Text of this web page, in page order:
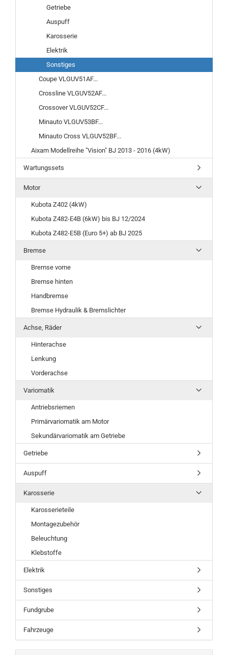
Getriebe
Auspuff
Karosserie
Elektrik
Sonstiges
Coupe VLGUV51AF...
Crossline VLGUV52AF...
Crossover VLGUV52CF...
Minauto VLGUV53BF...
Minauto Cross VLGUV52BF...
Aixam Modellreihe "Vision" BJ 2013 - 2016 (4kW)
Wartungssets
Motor
Kubota Z402 (4kW)
Kubota Z482-E4B (6kW) bis BJ 12/2024
Kubota Z482-E5B (Euro 5+) ab BJ 2025
Bremse
Bremse vorne
Bremse hinten
Handbremse
Bremse Hydraulik & Bremslichter
Achse, Räder
Hinterachse
Lenkung
Vorderachse
Variomatik
Antriebsriemen
Primärvariomatik am Motor
Sekundärvariomatik am Getriebe
Getriebe
Auspuff
Karosserie
Karosserieteile
Montagezubehör
Beleuchtung
Klebstoffe
Elektrik
Sonstiges
Fundgrube
Fahrzeuge